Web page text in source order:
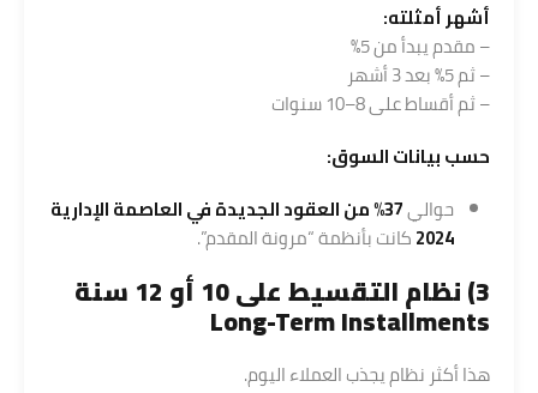
أشهر أمثلته:
– مقدم يبدأ من 5%
– ثم 5% بعد 3 أشهر
– ثم أقساط على 8–10 سنوات
حسب بيانات السوق:
حوالي
37% من العقود الجديدة في العاصمة الإدارية
2024كانت بأنظمة “مرونة المقدم”.
3) نظام التقسيط على 10 أو 12 سنة
Long-Term Installments
هذا أكثر نظام يجذب العملاء اليوم.